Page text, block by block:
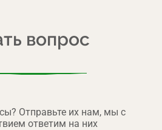
вопрос
Отправьте их нам, мы с
ответим на них